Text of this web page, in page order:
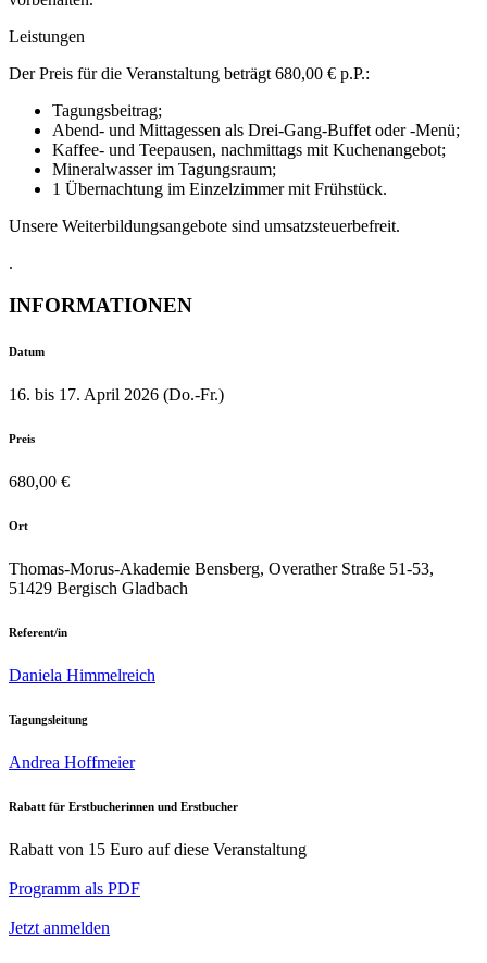
Leistungen
Der Preis für die Veranstaltung beträgt 680,00 € p.P.:
Tagungsbeitrag;
Abend- und Mittagessen als Drei-Gang-Buffet oder -Menü;
Kaffee- und Teepausen, nachmittags mit Kuchenangebot;
Mineralwasser im Tagungsraum;
1 Übernachtung im Einzelzimmer mit Frühstück.
Unsere Weiterbildungsangebote sind umsatzsteuerbefreit.
.
INFORMATIONEN
Datum
16. bis 17. April 2026 (Do.-Fr.)
Preis
680,00 €
Ort
Thomas-Morus-Akademie Bensberg, Overather Straße 51-53,
51429 Bergisch Gladbach
Referent/in
Daniela Himmelreich
Tagungsleitung
Andrea Hoffmeier
Rabatt für Erstbucherinnen und Erstbucher
Rabatt von 15 Euro auf diese Veranstaltung
Programm als PDF
Jetzt anmelden